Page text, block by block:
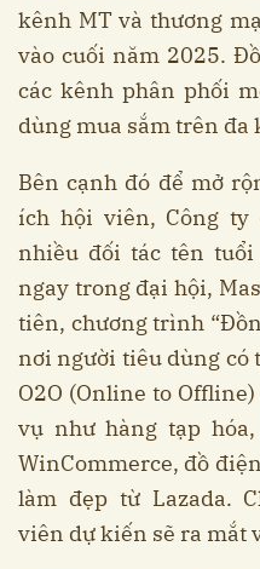
kênh MT và thương
vào cuối năm 2025.
các kênh phân phối
dùng mua sắm trên đa
Bên cạnh đó để mở
ích hội viên, Công ty
nhiều đối tác tên
ngay trong đại hội,
tiên, chương trình
nơi người tiêu dùng có
O2O (Online to
vụ như hàng tạp
WinCommerce, đồ
làm đẹp từ Lazada.
viên dự kiến sẽ ra mắt